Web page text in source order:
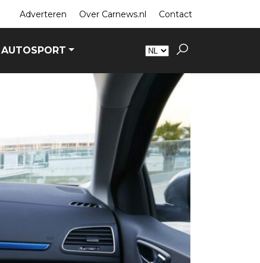
Adverteren Over Carnews.nl Contact
AUTOSPORT